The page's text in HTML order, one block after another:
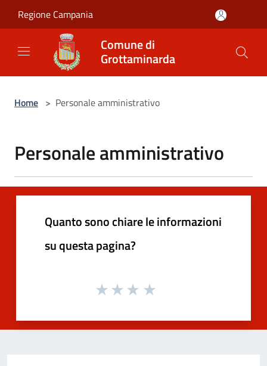
Regione Campania
Comune di
Grottaminarda
Home > Personale amministrativo
Personale amministrativo
Quanto sono chiare le informazioni
su questa pagina?